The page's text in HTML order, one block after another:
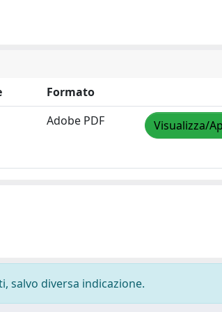
Formato
Adobe PDF Visualizza/
salvo diversa indicazione.